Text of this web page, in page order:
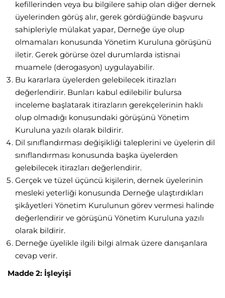
kefillerinden veya bu bilgilere sahip olan diğer dernek
üyelerinden görüş alır, gerek gördüğünde başvuru
sahipleriyle mülakat yapar, Derneğe üye olup
olmamaları konusunda Yönetim Kuruluna görüşünü
iletir. Gerek görürse özel durumlarda istisnai
muamele (derogasyon) uygulayabilir.
Bu kararlara üyelerden gelebilecek itirazları
değerlendirir. Bunları kabul edilebilir bulursa
inceleme başlatarak itirazların gerekçelerinin haklı
olup olmadığı konusundaki görüşünü Yönetim
Kuruluna yazılı olarak bildirir.
Dil sınıflandırması değişikliği taleplerini ve üyelerin dil
sınıflandırması konusunda başka üyelerden
gelebilecek itirazları değerlendirir.
Gerçek ve tüzel üçüncü kişilerin, dernek üyelerinin
mesleki yeterliği konusunda Derneğe ulaştırdıkları
şikâyetleri Yönetim Kurulunun görev vermesi halinde
değerlendirir ve görüşünü Yönetim Kuruluna yazılı
olarak bildirir.
Derneğe üyelikle ilgili bilgi almak üzere danışanlara
cevap verir.
Madde 2: İşleyişi